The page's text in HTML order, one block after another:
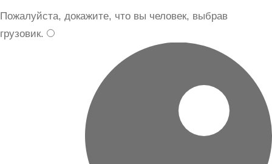
Пожалуйста, докажите, что вы человек, выбрав
грузовик.